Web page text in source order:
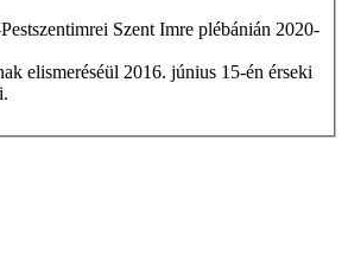
Szent Imre plébánián 2020-
elismeréséül 2016. június 15-én érseki